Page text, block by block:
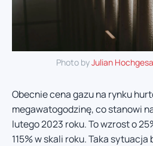
Photo byJulian
Obecnie cena gazu na rynku
megawatogodzinę, co stanowi
lutego 2023 roku. To wzrost o
115% w skali roku. Taka